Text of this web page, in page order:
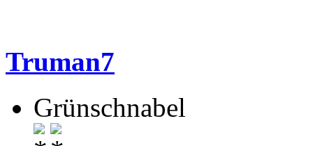
Truman7
Grünschnabel